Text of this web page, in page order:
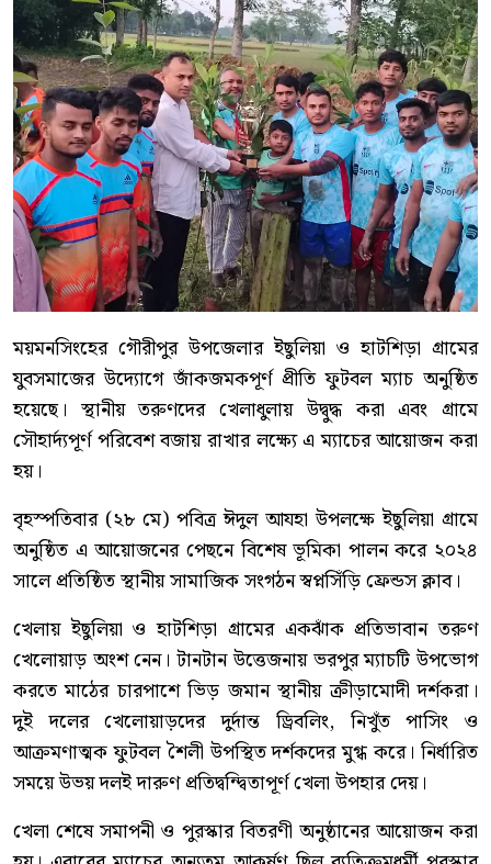
ময়মনসিংহের গৌরীপুর উপজেলার ইছুলিয়া ও হাটশিড়া গ্রামের
যুবসমাজের উদ্যোগে জাঁকজমকপূর্ণ প্রীতি ফুটবল ম্যাচ অনুষ্ঠিত
হয়েছে। স্থানীয় তরুণদের খেলাধুলায় উদ্বুদ্ধ করা এবং গ্রামে
সৌহার্দ্যপূর্ণ পরিবেশ বজায় রাখার লক্ষ্যে এ ম্যাচের আয়োজন করা
হয়।
বৃহস্পতিবার (২৮ মে) পবিত্র ঈদুল আযহা উপলক্ষে ইছুলিয়া গ্রামে
অনুষ্ঠিত এ আয়োজনের পেছনে বিশেষ ভূমিকা পালন করে ২০২৪
সালে প্রতিষ্ঠিত স্থানীয় সামাজিক সংগঠন স্বপ্নসিঁড়ি ফ্রেন্ডস ক্লাব।
খেলায় ইছুলিয়া ও হাটশিড়া গ্রামের একঝাঁক প্রতিভাবান তরুণ
খেলোয়াড় অংশ নেন। টানটান উত্তেজনায় ভরপুর ম্যাচটি উপভোগ
করতে মাঠের চারপাশে ভিড় জমান স্থানীয় ক্রীড়ামোদী দর্শকরা।
দুই দলের খেলোয়াড়দের দুর্দান্ত ড্রিবলিং, নিখুঁত পাসিং ও
আক্রমণাত্মক ফুটবল শৈলী উপস্থিত দর্শকদের মুগ্ধ করে। নির্ধারিত
সময়ে উভয় দলই দারুণ প্রতিদ্বন্দ্বিতাপূর্ণ খেলা উপহার দেয়।
খেলা শেষে সমাপনী ও পুরস্কার বিতরণী অনুষ্ঠানের আয়োজন করা